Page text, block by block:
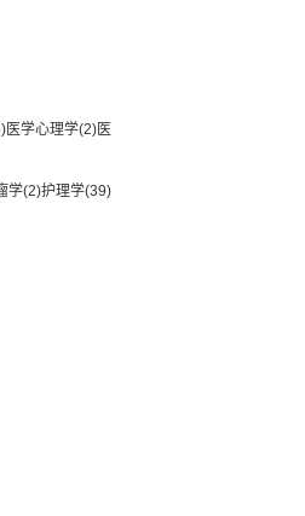
医学心理学(2)医
学(2)护理学(39)